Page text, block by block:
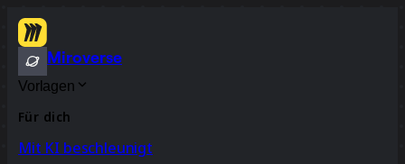
Miroverse
Vorlagen
Für dich
Mit KI beschleunigt